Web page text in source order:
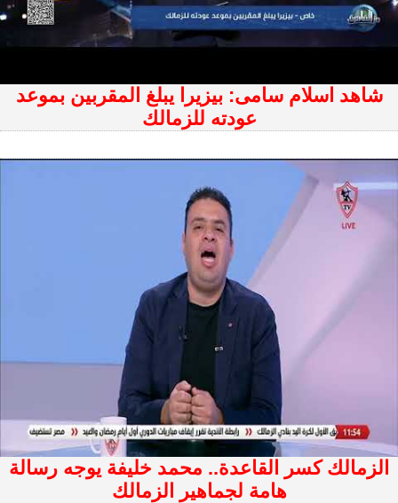
شاهد اسلام سامى: بيزيرا يبلغ المقربين بموعد
عودته للزمالك
الزمالك كسر القاعدة.. محمد خليفة يوجه رسالة
هامة لجماهير الزمالك